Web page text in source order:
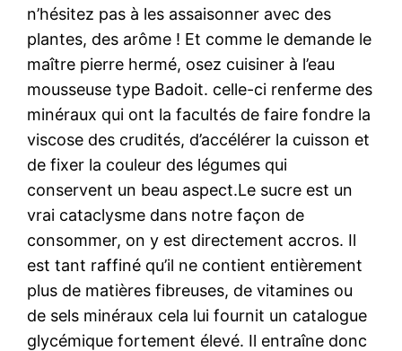
n’hésitez pas à les assaisonner avec des
plantes, des arôme ! Et comme le demande le
maître pierre hermé, osez cuisiner à l’eau
mousseuse type Badoit. celle-ci renferme des
minéraux qui ont la facultés de faire fondre la
viscose des crudités, d’accélérer la cuisson et
de fixer la couleur des légumes qui
conservent un beau aspect.Le sucre est un
vrai cataclysme dans notre façon de
consommer, on y est directement accros. Il
est tant raffiné qu’il ne contient entièrement
plus de matières fibreuses, de vitamines ou
de sels minéraux cela lui fournit un catalogue
glycémique fortement élevé. Il entraîne donc